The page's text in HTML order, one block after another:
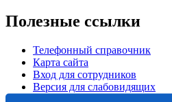
Полезные ссылки
Телефонный справочник
Карта сайта
Вход для сотрудников
Версия для слабовидящих